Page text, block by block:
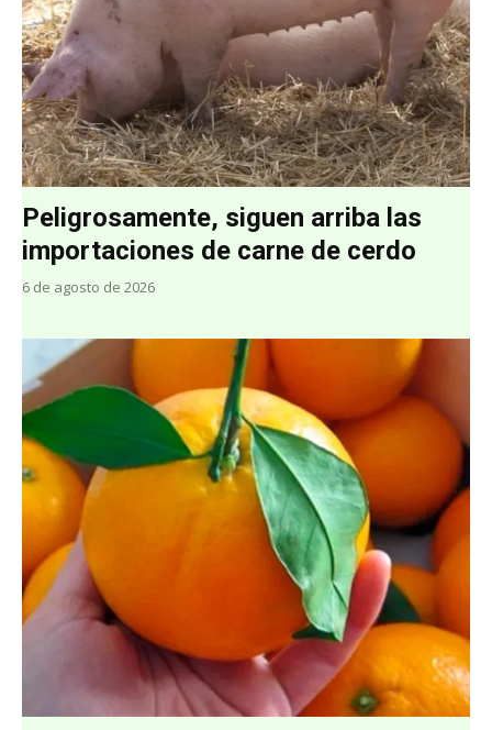
Peligrosamente, siguen arriba las
importaciones de carne de cerdo
6 de agosto de 2026